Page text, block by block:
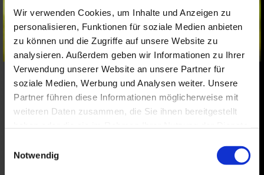
Wir verwenden Cookies, um Inhalte und Anzeigen zu
personalisieren, Funktionen für soziale Medien anbieten
zu können und die Zugriffe auf unsere Website zu
analysieren. Außerdem geben wir Informationen zu Ihrer
Verwendung unserer Website an unsere Partner für
soziale Medien, Werbung und Analysen weiter. Unsere
Partner führen diese Informationen möglicherweise mit
weiteren Daten zusammen, die Sie ihnen bereitgestellt
Notwendig
IT´S WEDDING TIME!
Das Hair-Styling spielt an Ihrem schönsten Tag
natürlich eine ganz entscheidende Rolle:
Perfekt, einzigartig und beeindruckend soll die